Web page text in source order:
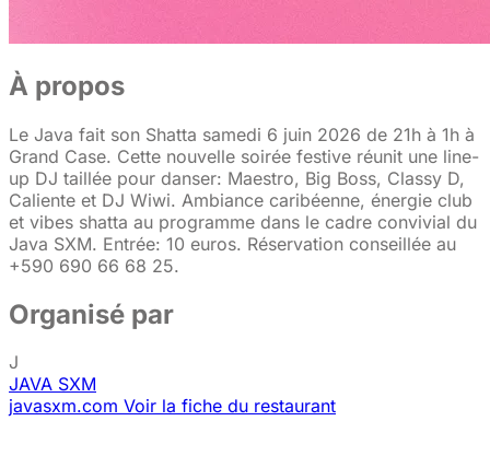
À propos
Le Java fait son Shatta samedi 6 juin 2026 de 21h à 1h à
Grand Case. Cette nouvelle soirée festive réunit une line-
up DJ taillée pour danser: Maestro, Big Boss, Classy D,
Caliente et DJ Wiwi. Ambiance caribéenne, énergie club
et vibes shatta au programme dans le cadre convivial du
Java SXM. Entrée: 10 euros. Réservation conseillée au
+590 690 66 68 25.
Organisé par
J
JAVA SXM
javasxm.com Voir la fiche du restaurant